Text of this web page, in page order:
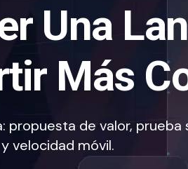
Una
Más
de valor, prueba
y velocidad móvil.